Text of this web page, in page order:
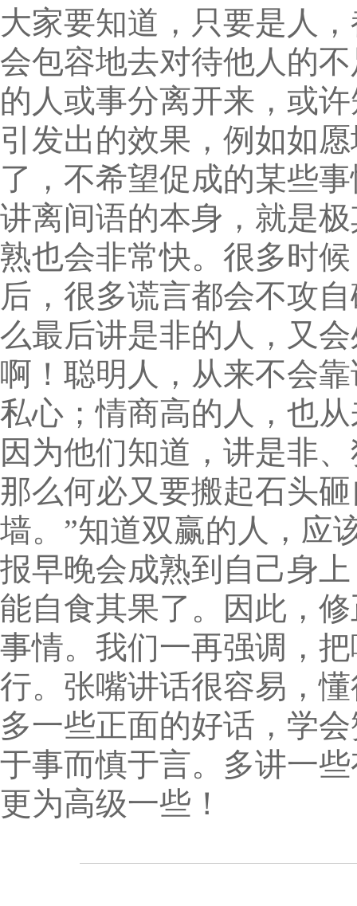
大家要知道，只要是人
会包容地去对待他人的
的人或事分离开来，或
引发出的效果，例如如
了，不希望促成的某些
讲离间语的本身，就是
熟也会非常快。很多时
后，很多谎言都会不攻
么最后讲是非的人，又
啊！聪明人，从来不会
私心；情商高的人，也
因为他们知道，讲是非
那么何必又要搬起石头
墙。”知道双赢的人，应
报早晚会成熟到自己身
能自食其果了。因此，
事情。我们一再强调，
行。张嘴讲话很容易，
多一些正面的好话，学
于事而慎于言。多讲一
更为高级一些！